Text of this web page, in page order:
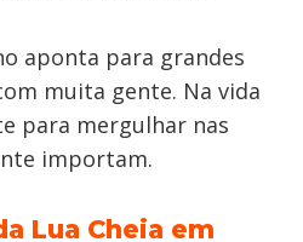
aponta para grandes
muita gente. Na vida
para mergulhar nas
importam.
Lua Cheia em